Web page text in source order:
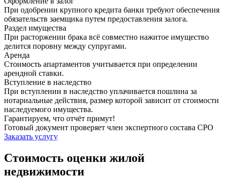
При одобрении крупного кредита банки требуют обеспечения
обязательств заемщика путем предоставления залога.
Раздел имущества
При расторжении брака всё совместно нажитое имущество
делится поровну между супругами.
Аренда
Стоимость апартаментов учитывается при определении
арендной ставки.
Вступление в наследство
При вступлении в наследство уплачивается пошлина за
нотариальные действия, размер которой зависит от стоимости
наследуемого имущества.
Гарантируем, что отчёт примут!
Готовый документ проверяет член экспертного состава СРО
Заказать услугу
Стоимость оценки жилой
недвижимости